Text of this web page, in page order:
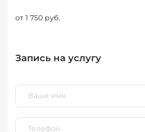
от 1 750 руб.
Запись на услугу